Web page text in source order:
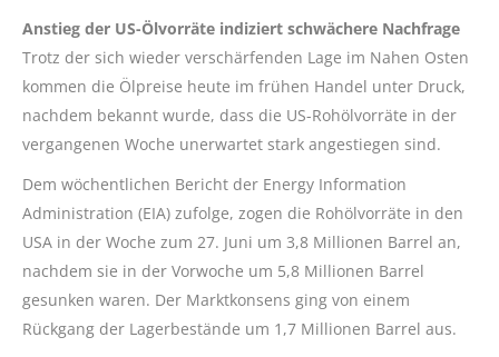
Anstieg der US-Ölvorräte indiziert schwächere Nachfrage
Trotz der sich wieder verschärfenden Lage im Nahen Osten
kommen die Ölpreise heute im frühen Handel unter Druck,
nachdem bekannt wurde, dass die US-Rohölvorräte in der
vergangenen Woche unerwartet stark angestiegen sind.
Dem wöchentlichen Bericht der Energy Information
Administration (EIA) zufolge, zogen die Rohölvorräte in den
USA in der Woche zum 27. Juni um 3,8 Millionen Barrel an,
nachdem sie in der Vorwoche um 5,8 Millionen Barrel
gesunken waren. Der Marktkonsens ging von einem
Rückgang der Lagerbestände um 1,7 Millionen Barrel aus.